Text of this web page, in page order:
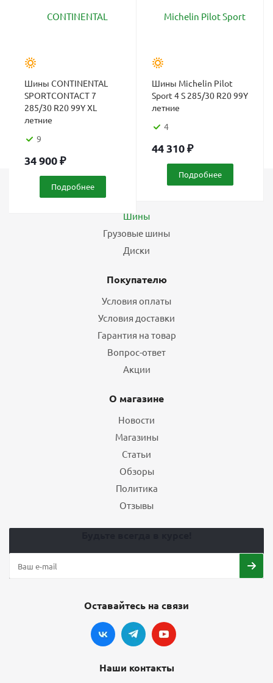
Шины CONTINENTAL
SPORTCONTACT 7
285/30 R20 99Y XL
летние
9
34 900₽
Подробнее
Шины Michelin Pilot
Sport 4 S 285/30 R20 99Y
летние
4
44 310₽
Подробнее
Шины
Грузовые шины
Диски
Покупателю
Условия оплаты
Условия доставки
Гарантия на товар
Вопрос-ответ
Акции
О магазине
Новости
Магазины
Статьи
Обзоры
Политика
Отзывы
Оставайтесь на связи
Наши контакты